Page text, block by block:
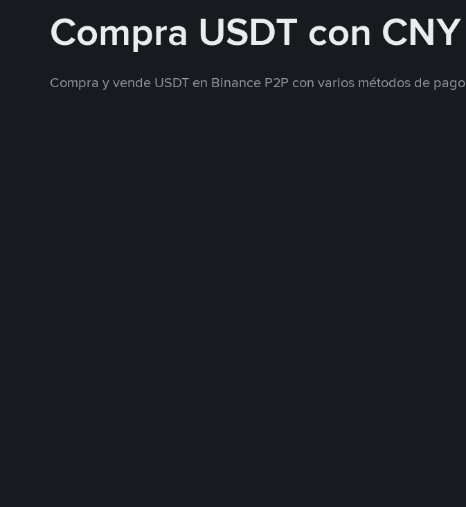
Compra USDT con CNY
Compra y vende USDT en Binance P2P con varios métodos de pago